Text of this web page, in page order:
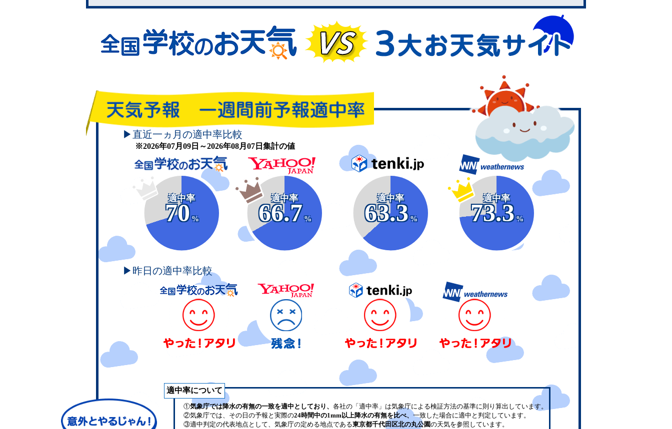
▶直近一ヵ月の適中率比較
※2026年07月09日～2026年08月07日集計の値
適中率
70
%
適中率
66.7
%
適中率
63.3
%
適中率
73.3
%
▶昨日の適中率比較
適中率について
①気象庁では降水の有無の一致を適中としており、 各社の「適中率」は気象庁による検証方法の基準に則り算出しています。
②気象庁では、その日の予報と実際の24時間中の1mm以上降水の有無を比べ、 一致した場合に適中と判定しています。
③適中判定の代表地点として、気象庁の定める地点である東京都千代田区北の丸公園の天気を参照しています。